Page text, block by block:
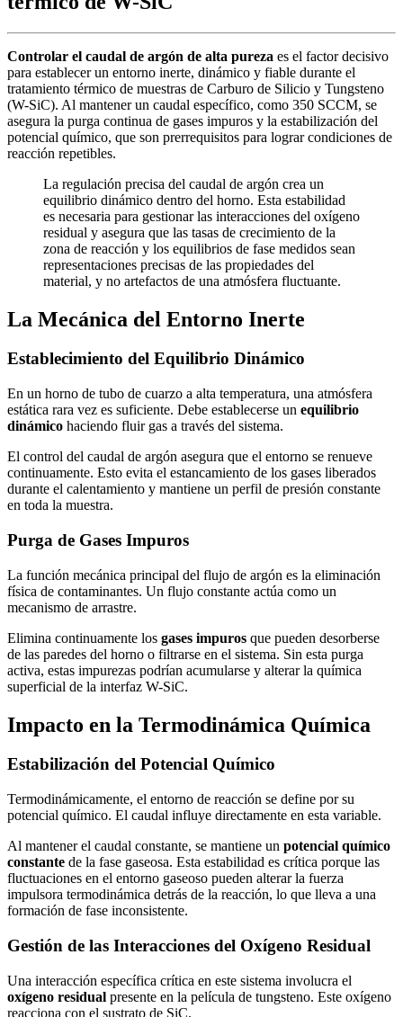
Controlar el caudal de argón de alta pureza es el factor decisivo
para establecer un entorno inerte, dinámico y fiable durante el
tratamiento térmico de muestras de Carburo de Silicio y Tungsteno
(W-SiC). Al mantener un caudal específico, como 350 SCCM, se
asegura la purga continua de gases impuros y la estabilización del
potencial químico, que son prerrequisitos para lograr condiciones de
reacción repetibles.
La regulación precisa del caudal de argón crea un
equilibrio dinámico dentro del horno. Esta estabilidad
es necesaria para gestionar las interacciones del oxígeno
residual y asegura que las tasas de crecimiento de la
zona de reacción y los equilibrios de fase medidos sean
representaciones precisas de las propiedades del
material, y no artefactos de una atmósfera fluctuante.
La Mecánica del Entorno Inerte
Establecimiento del Equilibrio Dinámico
En un horno de tubo de cuarzo a alta temperatura, una atmósfera
estática rara vez es suficiente. Debe establecerse un equilibrio
dinámico haciendo fluir gas a través del sistema.
El control del caudal de argón asegura que el entorno se renueve
continuamente. Esto evita el estancamiento de los gases liberados
durante el calentamiento y mantiene un perfil de presión constante
en toda la muestra.
Purga de Gases Impuros
La función mecánica principal del flujo de argón es la eliminación
física de contaminantes. Un flujo constante actúa como un
mecanismo de arrastre.
Elimina continuamente los gases impuros que pueden desorberse
de las paredes del horno o filtrarse en el sistema. Sin esta purga
activa, estas impurezas podrían acumularse y alterar la química
superficial de la interfaz W-SiC.
Impacto en la Termodinámica Química
Estabilización del Potencial Químico
Termodinámicamente, el entorno de reacción se define por su
potencial químico. El caudal influye directamente en esta variable.
Al mantener el caudal constante, se mantiene un potencial químico
constante de la fase gaseosa. Esta estabilidad es crítica porque las
fluctuaciones en el entorno gaseoso pueden alterar la fuerza
impulsora termodinámica detrás de la reacción, lo que lleva a una
formación de fase inconsistente.
Gestión de las Interacciones del Oxígeno Residual
Una interacción específica crítica en este sistema involucra el
oxígeno residual presente en la película de tungsteno. Este oxígeno
reacciona con el sustrato de SiC.